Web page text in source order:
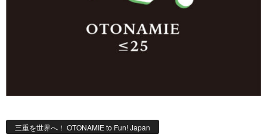
三重を世界へ！ OTONAMIE to Fun! Japan